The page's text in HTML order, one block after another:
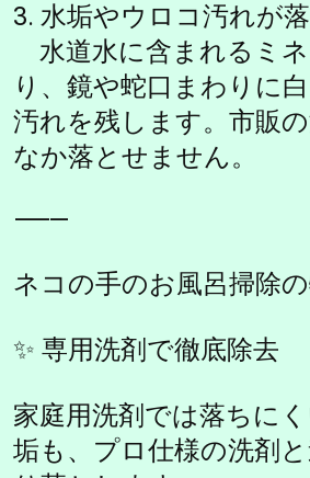
3. 水垢やウロコ汚れが
水道水に含まれるミネ
り、鏡や蛇口まわりに
汚れを残します。市販
なか落とせません。
⸻
ネコの手のお風呂掃除
✨ 専用洗剤で徹底除去
家庭用洗剤では落ちに
垢も、プロ仕様の洗剤